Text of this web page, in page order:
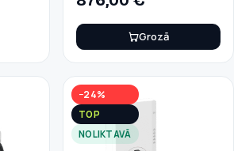
Grozā
−24%
TOP
NOLIKTAVĀ